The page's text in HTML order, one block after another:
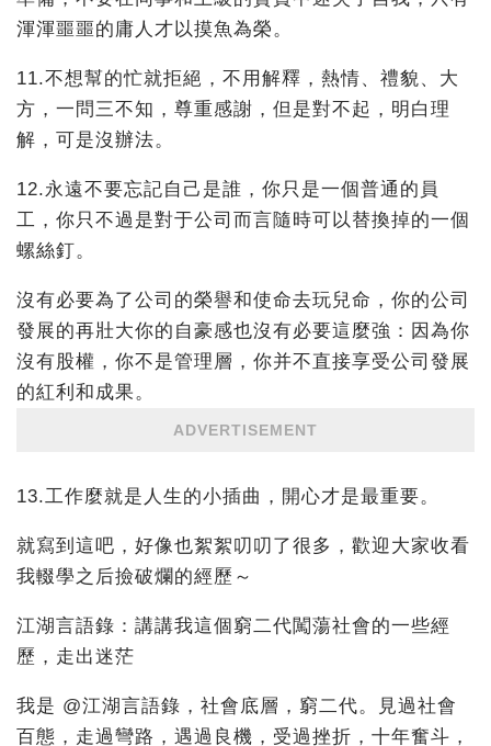
渾渾噩噩的庸人才以摸魚為榮。
11.不想幫的忙就拒絕，不用解釋，熱情、禮貌、大
方，一問三不知，尊重感謝，但是對不起，明白理
解，可是沒辦法。
12.永遠不要忘記自己是誰，你只是一個普通的員
工，你只不過是對于公司而言隨時可以替換掉的一個
螺絲釘。
沒有必要為了公司的榮譽和使命去玩兒命，你的公司
發展的再壯大你的自豪感也沒有必要這麼強：因為你
沒有股權，你不是管理層，你并不直接享受公司發展
的紅利和成果。
ADVERTISEMENT
13.工作麼就是人生的小插曲，開心才是最重要。
就寫到這吧，好像也絮絮叨叨了很多，歡迎大家收看
我輟學之后撿破爛的經歷～
江湖言語錄：講講我這個窮二代闖蕩社會的一些經
歷，走出迷茫
我是 @江湖言語錄，社會底層，窮二代。見過社會
百態，走過彎路，遇過良機，受過挫折，十年奮斗，